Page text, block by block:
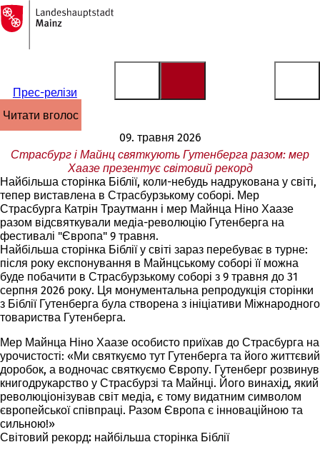
Перейти до змісту
На
головну
сторінку
Прес-релізи
читати вголос
09. травня 2026
Страсбург і Майнц святкують Гутенберга разом: мер
Хаазе презентує світовий рекорд
Найбільша сторінка Біблії, коли-небудь надрукована у світі,
тепер виставлена в Страсбурзькому соборі. Мер
Страсбурга Катрін Траутманн і мер Майнца Ніно Хаазе
разом відсвяткували медіа-революцію Гутенберга на
фестивалі "Європа" 9 травня.
Найбільша сторінка Біблії у світі зараз перебуває в турне:
після року експонування в Майнцському соборі її можна
буде побачити в Страсбурзькому соборі з 9 травня до 31
серпня 2026 року. Ця монументальна репродукція сторінки
з Біблії Гутенберга була створена з ініціативи Міжнародного
товариства Гутенберга.
Мер Майнца Ніно Хаазе особисто приїхав до Страсбурга на
урочистості: «Ми святкуємо тут Гутенберга та його життєвий
доробок, а водночас святкуємо Європу. Гутенберг розвинув
книгодрукарство у Страсбурзі та Майнці. Його винахід, який
революціонізував світ медіа, є тому видатним символом
європейської співпраці. Разом Європа є інноваційною та
сильною!»
Світовий рекорд: найбільша сторінка Біблії